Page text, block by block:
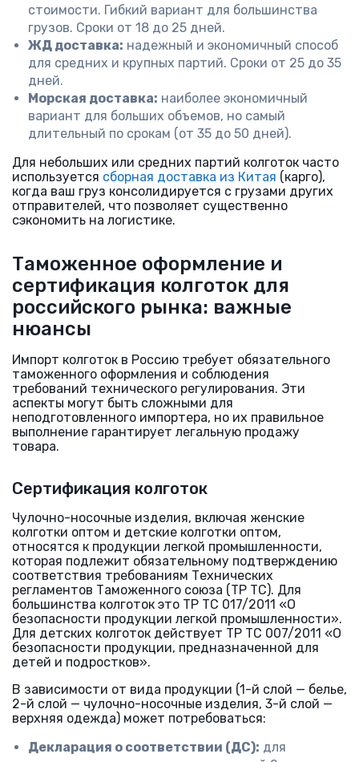
стоимости. Гибкий вариант для большинства
грузов. Сроки от 18 до 25 дней.
ЖД доставка: надежный и экономичный способ
для средних и крупных партий. Сроки от 25 до 35
дней.
Морская доставка: наиболее экономичный
вариант для больших объемов, но самый
длительный по срокам (от 35 до 50 дней).
Для небольших или средних партий колготок часто
используется сборная доставка из Китая (карго),
когда ваш груз консолидируется с грузами других
отправителей, что позволяет существенно
сэкономить на логистике.
Таможенное оформление и
сертификация колготок для
российского рынка: важные
нюансы
Импорт колготок в Россию требует обязательного
таможенного оформления и соблюдения
требований технического регулирования. Эти
аспекты могут быть сложными для
неподготовленного импортера, но их правильное
выполнение гарантирует легальную продажу
товара.
Сертификация колготок
Чулочно-носочные изделия, включая женские
колготки оптом и детские колготки оптом,
относятся к продукции легкой промышленности,
которая подлежит обязательному подтверждению
соответствия требованиям Технических
регламентов Таможенного союза (ТР ТС). Для
большинства колготок это ТР ТС 017/2011 «О
безопасности продукции легкой промышленности».
Для детских колготок действует ТР ТС 007/2011 «О
безопасности продукции, предназначенной для
детей и подростков».
В зависимости от вида продукции (1-й слой — белье,
2-й слой — чулочно-носочные изделия, 3-й слой —
верхняя одежда) может потребоваться:
Декларация о соответствии (ДС): для